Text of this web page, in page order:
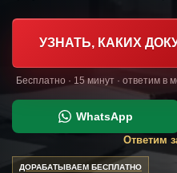
УЗНАТЬ, КАКИХ
Бесплатно · 15 минут · ответим в
WhatsApp
Ответим
ДОРАБАТЫВАЕМ БЕСПЛАТНО